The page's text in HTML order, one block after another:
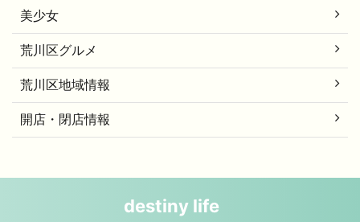
美少女
荒川区グルメ
荒川区地域情報
開店・閉店情報
destiny life